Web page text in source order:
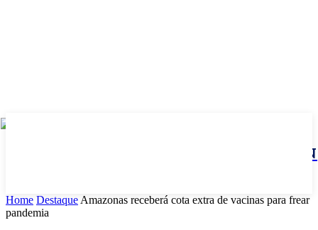
JBN
Home Destaque Amazonas receberá cota extra de vacinas para frear
pandemia